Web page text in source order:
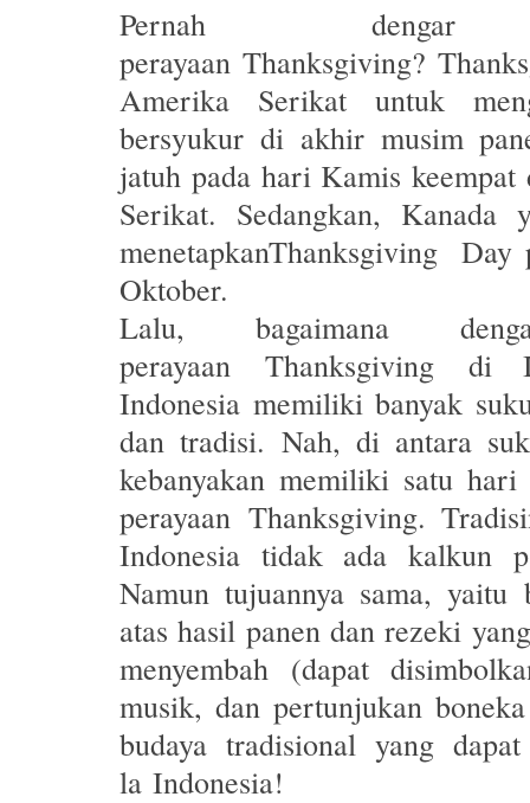
Pernah
perayaanThanksgiving?
Amerika Serikat untuk
bersyukur di akhir musim
jatuh pada hari Kamis
Serikat. Sedangkan, Kanada
menetapkanThanksgiving Day
Oktober.
Lalu, bagaimana
perayaan Thanksgivingdi
Indonesia memiliki banyak
dan tradisi. Nah, di antara
kebanyakan memiliki satu hari
perayaan Thanksgiving.
Indonesia tidak ada kalkun
Namun tujuannya sama, yaitu
atas hasil panen dan rezeki
menyembah (dapat
musik, dan pertunjukan
budaya tradisional yang
la Indonesia!